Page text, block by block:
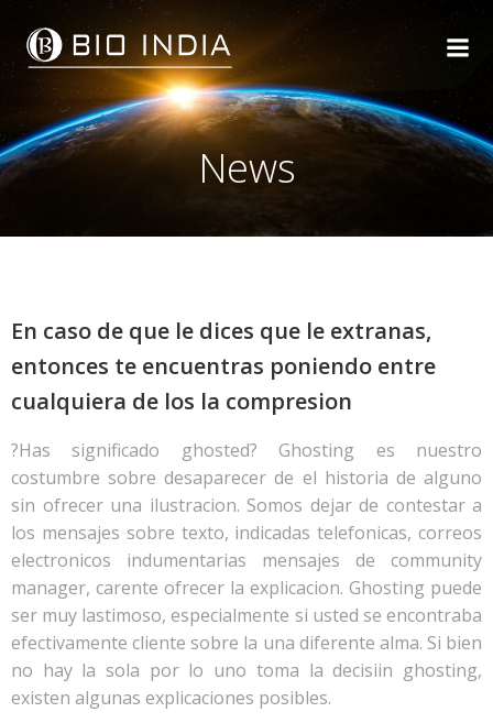
Skip
to
content
News
En caso de que le dices que le extranas,
entonces te encuentras poniendo entre
cualquiera de los la compresion
?Has significado ghosted? Ghosting es nuestro
costumbre sobre desaparecer de el historia de alguno
sin ofrecer una ilustracion. Somos dejar de contestar a
los mensajes sobre texto, indicadas telefonicas, correos
electronicos indumentarias mensajes de community
manager, carente ofrecer la explicacion. Ghosting puede
ser muy lastimoso, especialmente si usted se encontraba
efectivamente cliente sobre la una diferente alma. Si bien
no hay la sola por lo uno toma la decisiin ghosting,
existen algunas explicaciones posibles.